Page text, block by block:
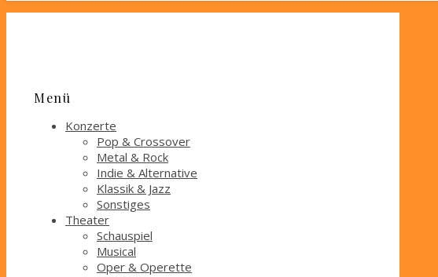
Menü
Konzerte
Pop & Crossover
Metal & Rock
Indie & Alternative
Klassik & Jazz
Sonstiges
Theater
Schauspiel
Musical
Oper & Operette